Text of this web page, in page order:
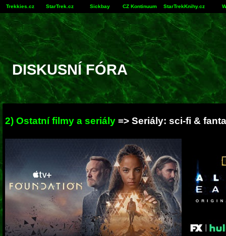
Trekkies.cz StarTrek.cz Sickbay CZ Kontinuum StarTrekKnihy.cz
DISKUSNÍ FÓRA
2) Ostatní filmy a seriály => Seriály: sci-fi &